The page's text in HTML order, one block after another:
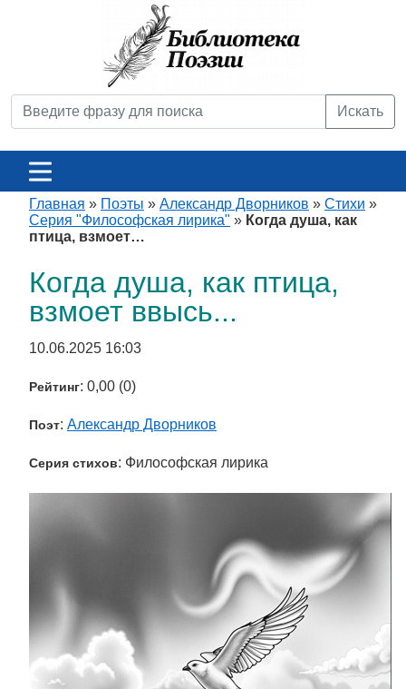
Искать
Главная » Поэты » Александр Дворников » Стихи »
Серия "Философская лирика" » Когда душа, как
птица, взмоет…
Когда душа, как птица,
взмоет ввысь...
10.06.2025 16:03
Рейтинг: 0,00 (0)
Поэт: Александр Дворников
Серия стихов: Философская лирика